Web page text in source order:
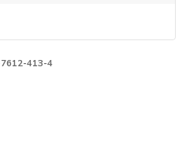
413-4